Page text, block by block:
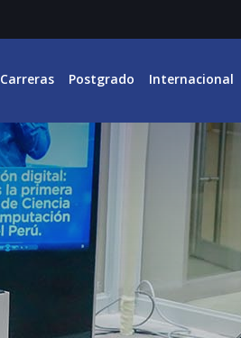
Carreras Postgrado Internacional